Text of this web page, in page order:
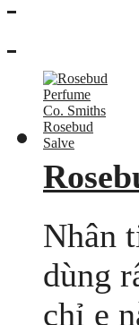
Nhân
dùng
chỉ e